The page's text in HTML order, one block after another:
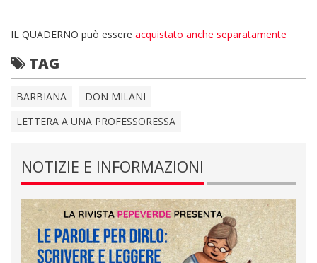
IL QUADERNO può essere acquistato anche separatamente
TAG
BARBIANA
DON MILANI
LETTERA A UNA PROFESSORESSA
NOTIZIE E INFORMAZIONI